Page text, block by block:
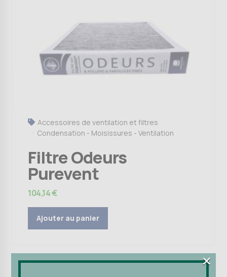
Accessoires de ventilation et filtres
Condensation - Moisissures - Ventilation
Filtre Odeurs
Purevent
104,14€
Ajouter au panier
×
×